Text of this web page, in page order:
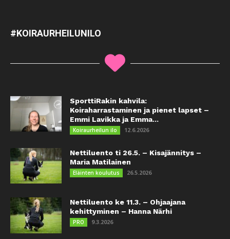
#KOIRAURHEILUNILO
SporttiRakin kahvila:
Koiraharrastaminen ja pienet lapset –
Emmi Lavikka ja Emma...
Koiraurheilun ilo 12.6.2026
Nettiluento ti 26.5. – Kisajännitys –
Maria Matilainen
Eläinten koulutus 26.5.2026
Nettiluento ke 11.3. – Ohjaajana
kehittyminen – Hanna Närhi
PRO 9.3.2026